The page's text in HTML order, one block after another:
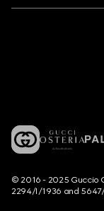
© 2016 - 2025 Guccio
2294/I/1936 and